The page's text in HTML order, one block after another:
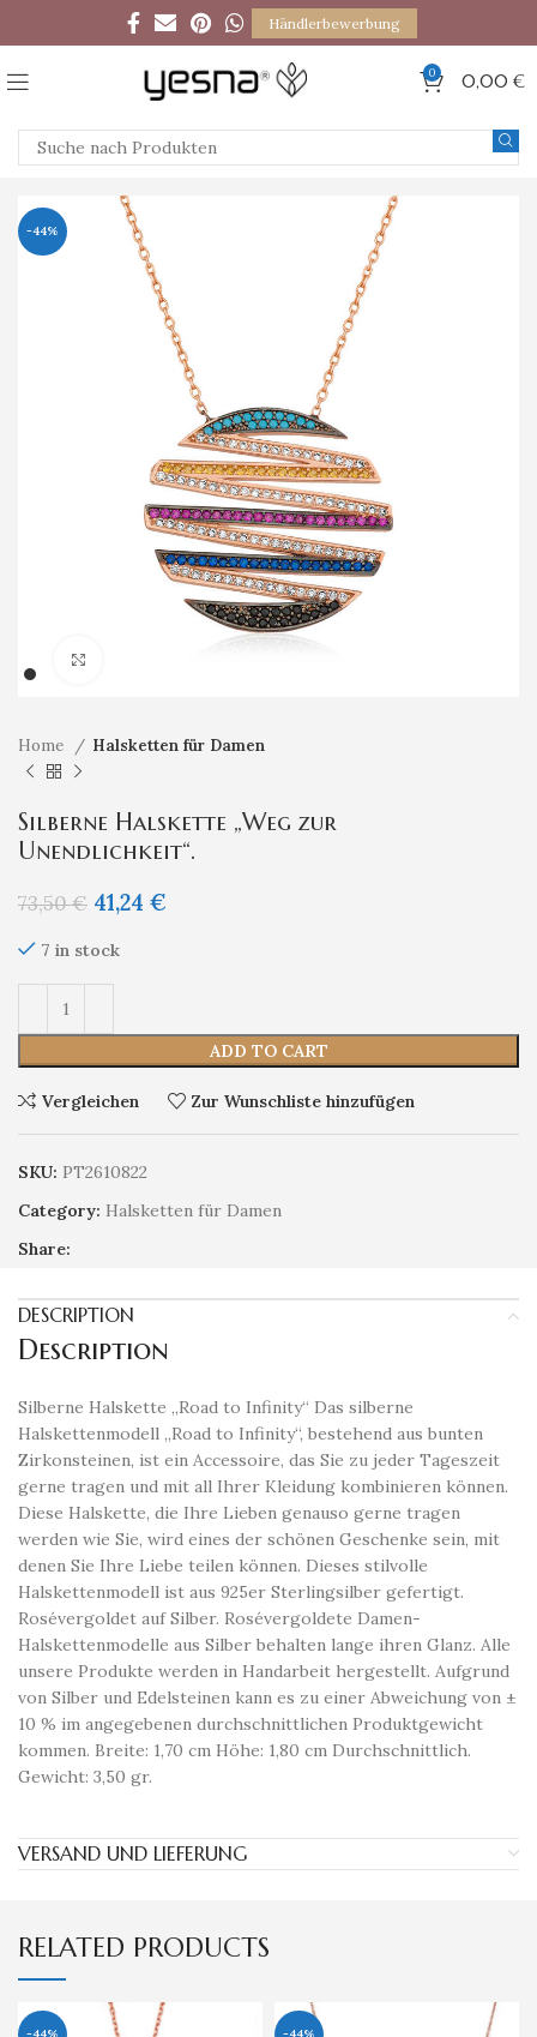
Händlerbewerbung
0 0,00 €
-44%
Home Halsketten für Damen
Silberne Halskette „Weg zur
Unendlichkeit“.
73,50€ 41,24 €
7 in stock
ADD TO CART
Vergleichen Zur Wunschliste hinzufügen
SKU: PT2610822
Category: Halsketten für Damen
Share:
DESCRIPTION
Description
Silberne Halskette „Road to Infinity“ Das silberne
Halskettenmodell „Road to Infinity“, bestehend aus bunten
Zirkonsteinen, ist ein Accessoire, das Sie zu jeder Tageszeit
gerne tragen und mit all Ihrer Kleidung kombinieren können.
Diese Halskette, die Ihre Lieben genauso gerne tragen
werden wie Sie, wird eines der schönen Geschenke sein, mit
denen Sie Ihre Liebe teilen können. Dieses stilvolle
Halskettenmodell ist aus 925er Sterlingsilber gefertigt.
Rosévergoldet auf Silber. Rosévergoldete Damen-
Halskettenmodelle aus Silber behalten lange ihren Glanz. Alle
unsere Produkte werden in Handarbeit hergestellt. Aufgrund
von Silber und Edelsteinen kann es zu einer Abweichung von ±
10 % im angegebenen durchschnittlichen Produktgewicht
kommen. Breite: 1,70 cm Höhe: 1,80 cm Durchschnittlich.
Gewicht: 3,50 gr.
VERSAND UND LIEFERUNG
RELATED PRODUCTS